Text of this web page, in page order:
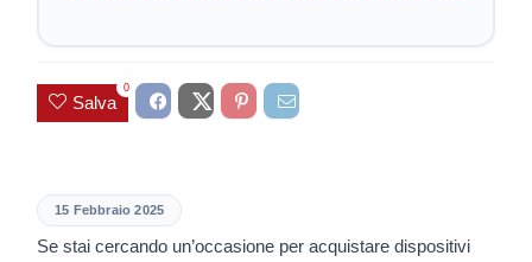
Salva
0
15 Febbraio 2025
Se stai cercando un’occasione per acquistare dispositivi